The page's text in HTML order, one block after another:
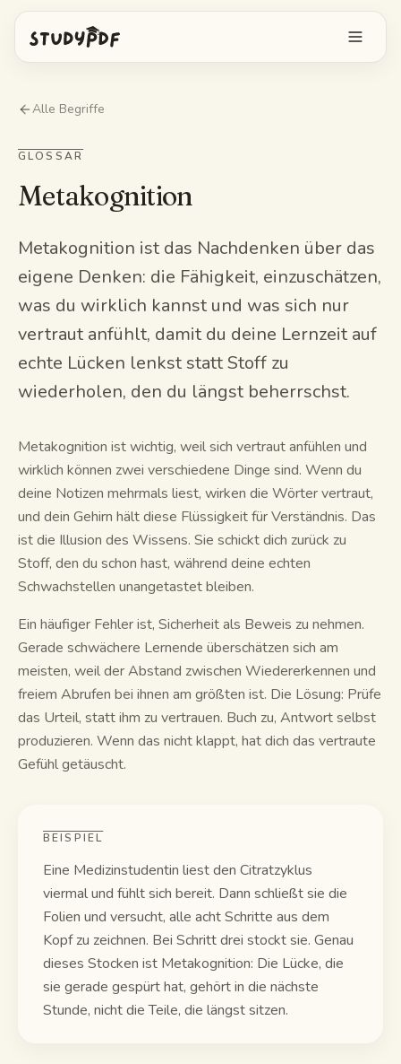
Funktionen
KI-Karteikarten
Image Occlusion
Probeprüfungen
Mindmaps
Lernleitfäden
KI-Zusammenfassung
KI-Quiz
Spickzettel
Kostenlose Tools
Preise
Mobile App
Alle Begriffe
GLOSSAR
Metakognition
Metakognition ist das Nachdenken über das
eigene Denken: die Fähigkeit, einzuschätzen,
was du wirklich kannst und was sich nur
vertraut anfühlt, damit du deine Lernzeit auf
echte Lücken lenkst statt Stoff zu
wiederholen, den du längst beherrschst.
Metakognition ist wichtig, weil sich vertraut anfühlen und
wirklich können zwei verschiedene Dinge sind. Wenn du
deine Notizen mehrmals liest, wirken die Wörter vertraut,
und dein Gehirn hält diese Flüssigkeit für Verständnis. Das
ist die Illusion des Wissens. Sie schickt dich zurück zu
Stoff, den du schon hast, während deine echten
Schwachstellen unangetastet bleiben.
Ein häufiger Fehler ist, Sicherheit als Beweis zu nehmen.
Gerade schwächere Lernende überschätzen sich am
meisten, weil der Abstand zwischen Wiedererkennen und
freiem Abrufen bei ihnen am größten ist. Die Lösung: Prüfe
das Urteil, statt ihm zu vertrauen. Buch zu, Antwort selbst
produzieren. Wenn das nicht klappt, hat dich das vertraute
Gefühl getäuscht.
BEISPIEL
Eine Medizinstudentin liest den Citratzyklus
viermal und fühlt sich bereit. Dann schließt sie die
Folien und versucht, alle acht Schritte aus dem
Kopf zu zeichnen. Bei Schritt drei stockt sie. Genau
dieses Stocken ist Metakognition: Die Lücke, die
sie gerade gespürt hat, gehört in die nächste
Stunde, nicht die Teile, die längst sitzen.